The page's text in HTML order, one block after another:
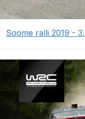
Soome ralli 2019 -